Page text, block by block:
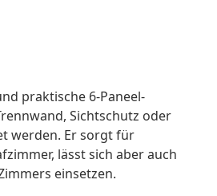
praktische 6-Paneel-
Sichtschutz oder
werden. Er sorgt für
lässt sich aber auch
einsetzen.